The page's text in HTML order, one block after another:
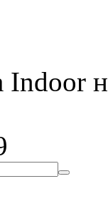
Indoor